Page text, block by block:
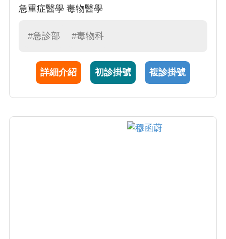
急重症醫學 毒物醫學
#急診部 #毒物科
詳細介紹 初診掛號 複診掛號